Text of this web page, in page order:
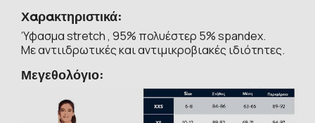
Χαρακτηριστικά:
Ύφασμα stretch , 95% πολυέστερ 5% spandex.
Με αντιιδρωτικές και αντιμικροβιακές ιδιότητες.
Μεγεθολόγιο: